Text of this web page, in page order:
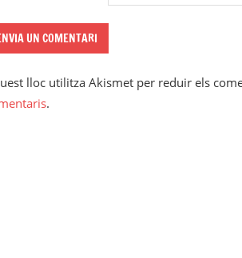
lloc utilitza Akismet per reduir els
.